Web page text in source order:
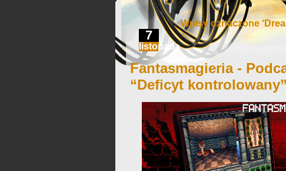
Wpisy oznaczone
7
listopada
Fantasmagieria -
“Deficyt kontrolowany”